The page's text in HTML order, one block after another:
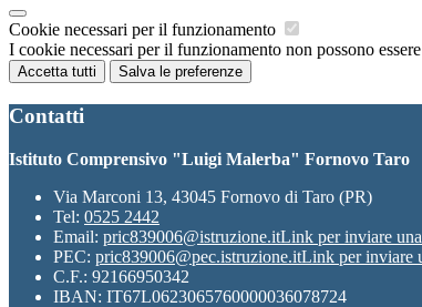
Cookie necessari per il funzionamento
I cookie necessari per il funzionamento non possono
Accetta tutti Salva le preferenze
Contatti
Istituto Comprensivo "Luigi Malerba" Fornovo Taro
Via Marconi 13, 43045 Fornovo di Taro (PR)
Tel: 0525 2442
Email: pric839006@istruzione.itLink per inviare
PEC: pric839006@pec.istruzione.itLink per inviare
C.F.: 92166950342
IBAN: IT67L0623065760000036078724